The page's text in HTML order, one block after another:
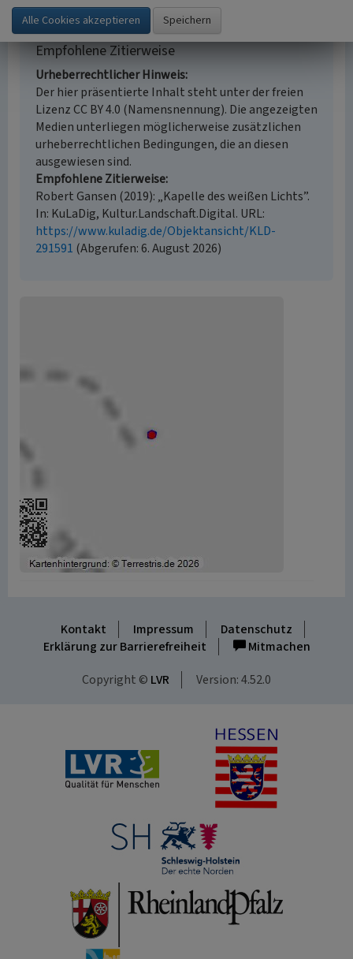
Empfohlene Zitierweise
Urheberrechtlicher Hinweis
Der hier präsentierte Inhalt steht unter der freien
Lizenz CC BY 4.0 (Namensnennung). Die angezeigten
Medien unterliegen möglicherweise zusätzlichen
urheberrechtlichen Bedingungen, die an diesen
ausgewiesen sind.
Empfohlene Zitierweise
Robert Gansen (2019): „Kapelle des weißen Lichts”.
In: KuLaDig, Kultur.Landschaft.Digital. URL:
https://www.kuladig.de/Objektansicht/KLD-
291591 (Abgerufen: 6. August 2026)
Kontakt Impressum
Datenschutz
Erklärung zur Barrierefreiheit
Mitmachen
Copyright © LVR Version: 4.52.0